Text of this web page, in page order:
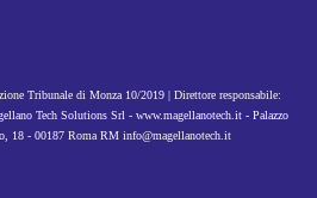
Tribunale di Monza 10/2019 | Direttore responsabile:
Tech Solutions Srl - www.magellanotech.it - Palazzo
18 - 00187 Roma RM info@magellanotech.it